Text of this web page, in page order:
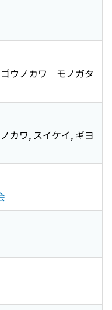
ウノカワ モノガタ
カワ, スイケイ, ギヨ